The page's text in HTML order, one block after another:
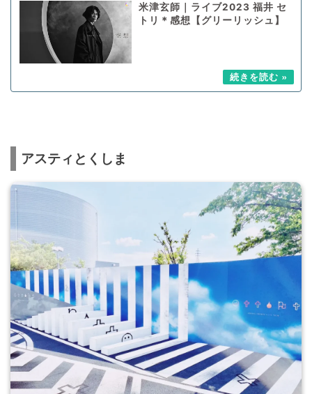
米津玄師｜ライブ2023 福井 セ
トリ＊感想【グリーリッシュ】
アスティとくしま